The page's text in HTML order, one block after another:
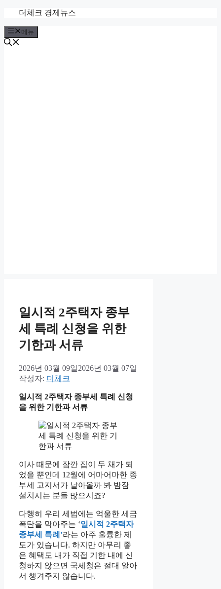
츠
로
더체크 경제뉴스
메뉴
일시적 2주택자 종부
세 특례 신청을 위한
기한과 서류
2026년 03월 09일2026년 03월 07일
작성자: 더체크
일시적 2주택자 종부세 특례 신청
을 위한 기한과 서류
이사 때문에 잠깐 집이 두 채가 되
었을 뿐인데 12월에 어마어마한 종
부세 고지서가 날아올까 봐 밤잠
설치시는 분들 많으시죠?
다행히 우리 세법에는 억울한 세금
폭탄을 막아주는 ‘일시적 2주택자
종부세 특례’라는 아주 훌륭한 제
도가 있습니다. 하지만 아무리 좋
은 혜택도 내가 직접 기한 내에 신
청하지 않으면 국세청은 절대 알아
서 챙겨주지 않습니다.